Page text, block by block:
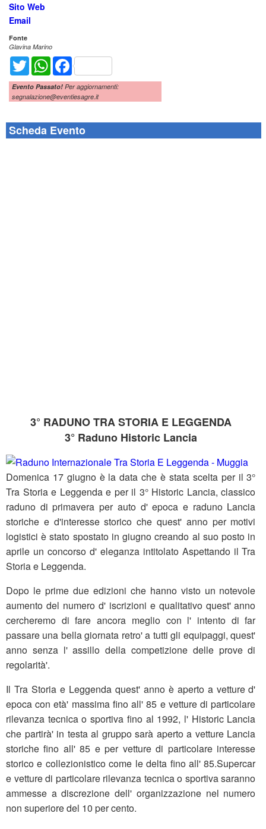
Sito Web
Email
Fonte
Glavina Marino
Twitter WhatsAppFacebook
Evento Passato! Per aggiornamenti:
segnalazione@eventiesagre.it
Scheda Evento
3° RADUNO TRA STORIA E LEGGENDA
3° Raduno Historic Lancia
Domenica 17 giugno è la data che è stata scelta per il 3°
Tra Storia e Leggenda e per il 3° Historic Lancia, classico
raduno di primavera per auto d' epoca e raduno Lancia
storiche e d'interesse storico che quest' anno per motivi
logistici è stato spostato in giugno creando al suo posto in
aprile un concorso d' eleganza intitolato Aspettando il Tra
Storia e Leggenda.
Dopo le prime due edizioni che hanno visto un notevole
aumento del numero d' iscrizioni e qualitativo quest' anno
cercheremo di fare ancora meglio con l' intento di far
passare una bella giornata retro' a tutti gli equipaggi, quest'
anno senza l' assillo della competizione delle prove di
regolarità'.
Il Tra Storia e Leggenda quest' anno è aperto a vetture d'
epoca con età' massima fino all' 85 e vetture di particolare
rilevanza tecnica o sportiva fino al 1992, l' Historic Lancia
che partirà' in testa al gruppo sarà aperto a vetture Lancia
storiche fino all' 85 e per vetture di particolare interesse
storico e collezionistico come le delta fino all' 85.Supercar
e vetture di particolare rilevanza tecnica o sportiva saranno
ammesse a discrezione dell' organizzazione nel numero
non superiore del 10 per cento.